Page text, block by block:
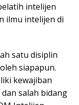
intelijen
ilmu intelijen di
satu disiplin
siapapun.
kewajiban
salah bidang